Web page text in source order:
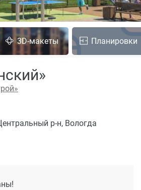
3D-макеты Планировки
р-н, Вологда